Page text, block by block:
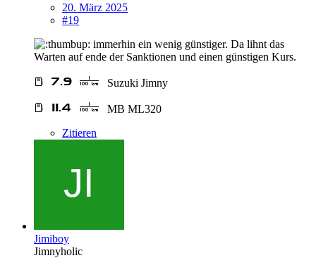
20. März 2025
#19
immerhin ein wenig günstiger. Da lihnt das
Warten auf ende der Sanktionen und einen günstigen Kurs.
Suzuki Jimny
MB ML320
Zitieren
Jimiboy
Jimnyholic